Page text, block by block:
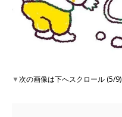
▼次の画像は下へスクロール (5/9)